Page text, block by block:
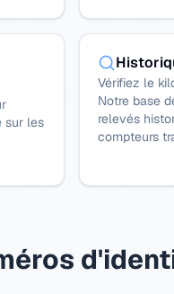
sur les
Vérifiez le
Notre base
relevés
compteurs